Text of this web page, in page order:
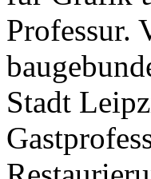
Professur.
Stadt